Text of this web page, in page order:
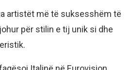
artistët më të suksesshëm të
për stilin e tij unik si dhe